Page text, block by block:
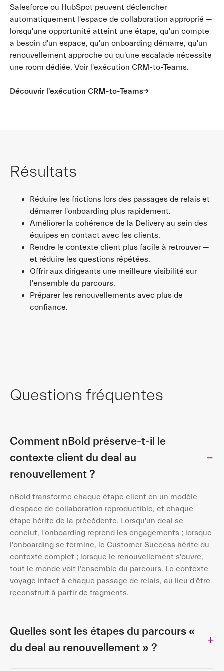
Salesforce ou HubSpot peuvent déclencher
automatiquement l'espace de collaboration approprié —
lorsqu'une opportunité atteint une étape, qu'un compte
a besoin d'un espace, qu'un onboarding démarre, qu'un
renouvellement approche ou qu'une escalade nécessite
une room dédiée. Voir l'exécution CRM-to-Teams.
Découvrir l'exécution CRM-to-Teams
Résultats
Réduire les frictions lors des passages de relais et
démarrer l'onboarding plus rapidement.
Améliorer la cohérence de la Delivery au sein des
équipes en contact avec les clients.
Rendre le contexte client plus facile à retrouver —
et réduire les questions répétées.
Offrir aux dirigeants une meilleure visibilité sur
l'ensemble du parcours.
Préparer les renouvellements avec plus de
confiance.
Questions fréquentes
Comment nBold préserve-t-il le
contexte client du deal au
renouvellement ?
nBold transforme chaque étape client en un modèle
d'espace de collaboration reproductible, et chaque
étape hérite de la précédente. Lorsqu'un deal se
conclut, l'onboarding reprend les engagements ; lorsque
l'onboarding se termine, le Customer Success hérite du
contexte complet ; lorsque le renouvellement s'ouvre,
tout le monde voit l'ensemble du parcours. Le contexte
voyage intact à chaque passage de relais, au lieu d'être
reconstruit à partir de fragments.
Quelles sont les étapes du parcours «
du deal au renouvellement » ?